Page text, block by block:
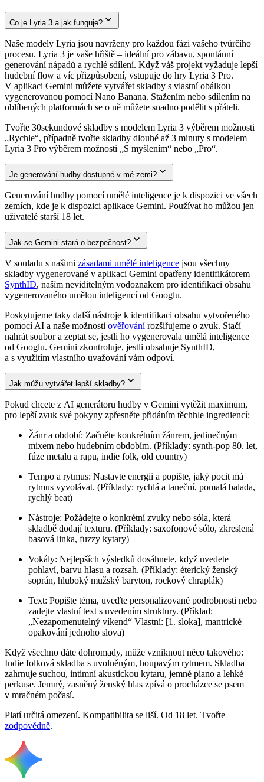
Co je Lyria 3 a jak funguje?
Naše modely Lyria jsou navrženy pro každou fázi vašeho tvůrčího
procesu. Lyria 3 je vaše hřiště – ideální pro zábavu, spontánní
generování nápadů a rychlé sdílení. Když váš projekt vyžaduje lepší
hudební flow a víc přizpůsobení, vstupuje do hry Lyria 3 Pro.
V aplikaci Gemini můžete vytvářet skladby s vlastní obálkou
vygenerovanou pomocí Nano Banana. Stažením nebo sdílením na
oblíbených platformách se o ně můžete snadno podělit s přáteli.
Tvořte 30sekundové skladby s modelem Lyria 3 výběrem možnosti
„Rychle“, případně tvořte skladby dlouhé až 3 minuty s modelem
Lyria 3 Pro výběrem možnosti „S myšlením“ nebo „Pro“.
Je generování hudby dostupné v mé zemi?
Generování hudby pomocí umělé inteligence je k dispozici ve všech
zemích, kde je k dispozici aplikace Gemini. Používat ho můžou jen
uživatelé starší 18 let.
Jak se Gemini stará o bezpečnost?
V souladu s našimi zásadami umělé inteligence jsou všechny
skladby vygenerované v aplikaci Gemini opatřeny identifikátorem
SynthID, naším neviditelným vodoznakem pro identifikaci obsahu
vygenerovaného umělou inteligencí od Googlu.
Poskytujeme taky další nástroje k identifikaci obsahu vytvořeného
pomocí AI a naše možnosti ověřovánírozšiřujeme o zvuk. Stačí
nahrát soubor a zeptat se, jestli ho vygenerovala umělá inteligence
od Googlu. Gemini zkontroluje, jestli obsahuje SynthID,
a s využitím vlastního uvažování vám odpoví.
Jak můžu vytvářet lepší skladby?
Pokud chcete z AI generátoru hudby v Gemini vytěžit maximum,
pro lepší zvuk své pokyny zpřesněte přidáním těchhle ingrediencí:
Žánr a období: Začněte konkrétním žánrem, jedinečným
mixem nebo hudebním obdobím. (Příklady: synth-pop 80. let,
fúze metalu a rapu, indie folk, old country)
Tempo a rytmus: Nastavte energii a popište, jaký pocit má
rytmus vyvolávat. (Příklady: rychlá a taneční, pomalá balada,
rychlý beat)
Nástroje: Požádejte o konkrétní zvuky nebo sóla, která
skladbě dodají texturu. (Příklady: saxofonové sólo, zkreslená
basová linka, fuzzy kytary)
Vokály: Nejlepších výsledků dosáhnete, když uvedete
pohlaví, barvu hlasu a rozsah. (Příklady: éterický ženský
soprán, hluboký mužský baryton, rockový chraplák)
Text: Popište téma, uveďte personalizované podrobnosti nebo
zadejte vlastní text s uvedením struktury. (Příklad:
„Nezapomenutelný víkend“ Vlastní: [1. sloka], mantrické
opakování jednoho slova)
Když všechno dáte dohromady, může vzniknout něco takového:
Indie folková skladba s uvolněným, houpavým rytmem. Skladba
zahrnuje suchou, intimní akustickou kytaru, jemné piano a lehké
perkuse. Jemný, zasněný ženský hlas zpívá o procházce se psem
v mračném počasí.
Platí určitá omezení. Kompatibilita se liší. Od 18 let. Tvořte
zodpovědně.